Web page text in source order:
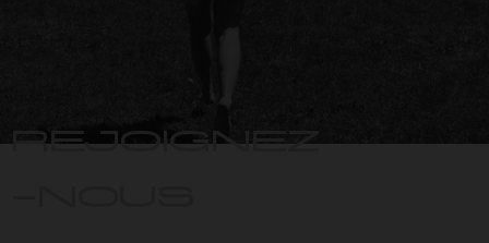
REJOIGNEZ